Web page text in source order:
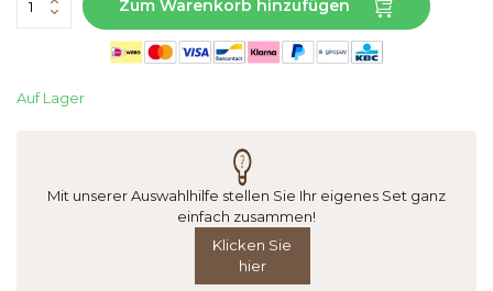
Zum Warenkorb hinzufügen
Auf Lager
Mit unserer Auswahlhilfe stellen Sie Ihr eigenes Set ganz
einfach zusammen!
Klicken Sie
hier